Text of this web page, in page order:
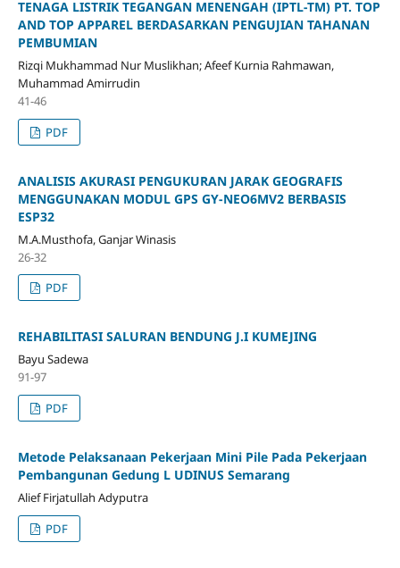
TENAGA LISTRIK TEGANGAN MENENGAH (IPTL-TM) PT. TOP
AND TOP APPAREL BERDASARKAN PENGUJIAN TAHANAN
PEMBUMIAN
Rizqi Mukhammad Nur Muslikhan; Afeef Kurnia Rahmawan,
Muhammad Amirrudin
41-46
PDF
ANALISIS AKURASI PENGUKURAN JARAK GEOGRAFIS
MENGGUNAKAN MODUL GPS GY-NEO6MV2 BERBASIS
ESP32
M.A.Musthofa, Ganjar Winasis
26-32
PDF
REHABILITASI SALURAN BENDUNG J.I KUMEJING
Bayu Sadewa
91-97
PDF
Metode Pelaksanaan Pekerjaan Mini Pile Pada Pekerjaan
Pembangunan Gedung L UDINUS Semarang
Alief Firjatullah Adyputra
PDF